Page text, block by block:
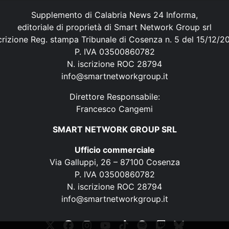
Supplemento di Calabria News 24 Informa,
editoriale di proprietà di Smart Network Group srl
Reg. stampa Tribunale di Cosenza n. 5 del 15/12/
P. IVA 03500860782
N. iscrizione ROC 28794
info@smartnetworkgroup.it
Direttore Responsabile:
Francesco Cangemi
SMART NETWORK GROUP SRL
Ufficio commerciale
Via Galluppi, 26 – 87100 Cosenza
P. IVA 03500860782
N. iscrizione ROC 28794
info@smartnetworkgroup.it